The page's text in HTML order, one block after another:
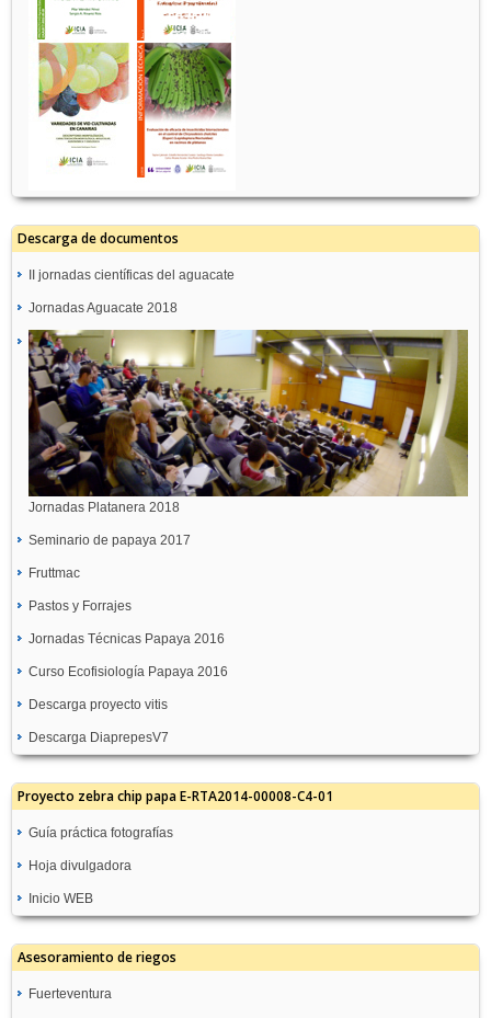
Descarga de documentos
II jornadas científicas del aguacate
Jornadas Aguacate 2018
Jornadas Platanera 2018
Seminario de papaya 2017
Fruttmac
Pastos y Forrajes
Jornadas Técnicas Papaya 2016
Curso Ecofisiología Papaya 2016
Descarga proyecto vitis
Descarga DiaprepesV7
Proyecto zebra chip papa E-RTA2014-00008-C4-01
Guía práctica fotografías
Hoja divulgadora
Inicio WEB
Asesoramiento de riegos
Fuerteventura